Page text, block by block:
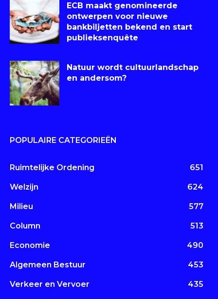
ECB maakt genomineerde
ontwerpen voor nieuwe
bankbiljetten bekend en start
publieksenquête
Natuur wordt cultuurlandschap
en andersom?
POPULAIRE CATEGORIEËN
Ruimtelijke Ordening 651
Welzijn 624
Milieu 577
Column 513
Economie 490
Algemeen Bestuur 453
Verkeer en Vervoer 435